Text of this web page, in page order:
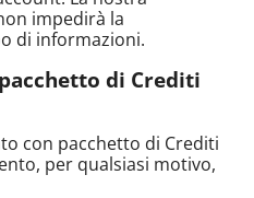
impedirà la
di informazioni.
di Crediti
con pacchetto di Crediti
per qualsiasi motivo,